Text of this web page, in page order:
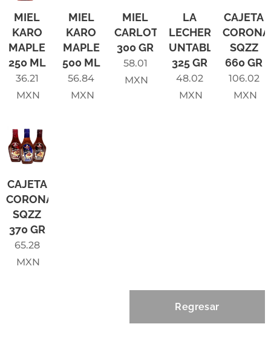
MIEL
KARO
MAPLE
250 ML
36.21
MXN
MIEL
KARO
MAPLE
500 ML
56.84
MXN
MIEL
CARLOTA
300 GR
58.01
MXN
LA
LECHERA
UNTABLE
325 GR
48.02
MXN
CAJETA
SQZZ
660 GR
106.02
MXN
CAJETA
CORONADO
SQZZ
370 GR
65.28
MXN
Regresar